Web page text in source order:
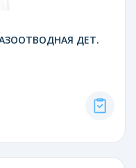
ДЕТ.